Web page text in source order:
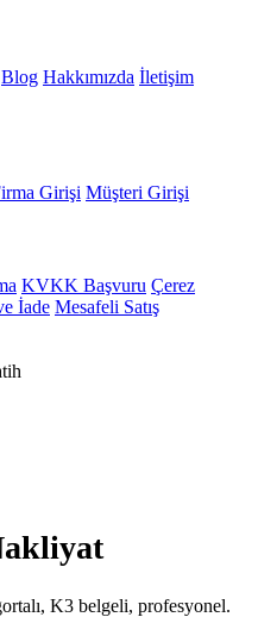
Blog Hakkımızda İletişim
Girişi Müşteri Girişi
KVKK Başvuru Çerez
İade Mesafeli Satış
K3 belgeli, profesyonel.